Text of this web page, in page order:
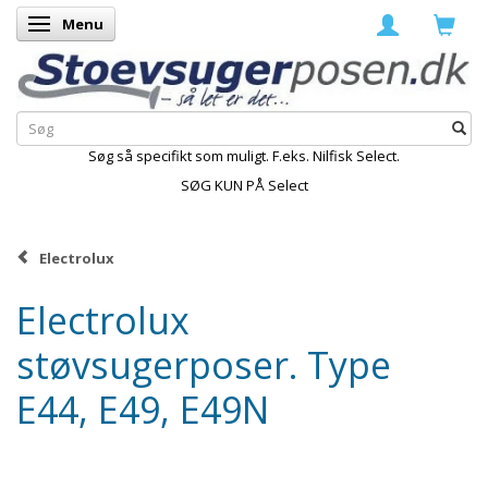
Skifte navigation
Menu
Søg så specifikt som muligt. F.eks. Nilfisk Select.
SØG KUN PÅ Select
Electrolux
Electrolux
støvsugerposer. Type
E44, E49, E49N